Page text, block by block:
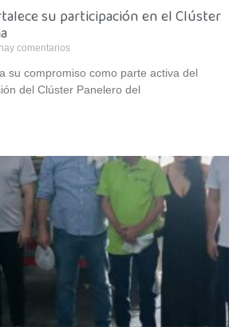
su participación en el Clúster
comentarios
su compromiso como parte activa del
del Clúster Panelero del